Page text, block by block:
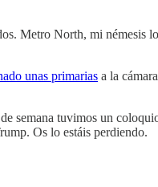
Metro North, mi némesis
unas primarias a la
semana tuvimos un
Os lo estáis perdiendo.